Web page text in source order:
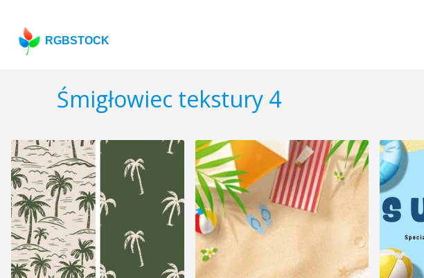
RGBSTOCK
Śmigłowiec tekstury 4